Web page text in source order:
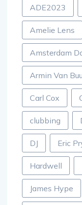
ADE2023
Amelie Lens
Amsterdam
Armin Van
Carl Cox
clubbing
DJ Eric
Hardwell
James Hype